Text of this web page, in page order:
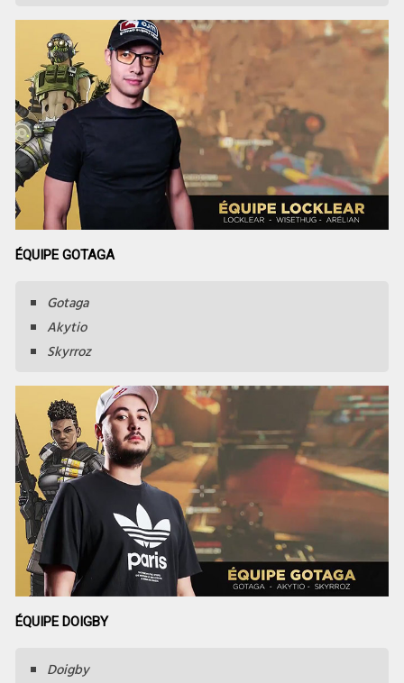
ÉQUIPE GOTAGA
Gotaga
Akytio
Skyrroz
ÉQUIPE DOIGBY
Doigby